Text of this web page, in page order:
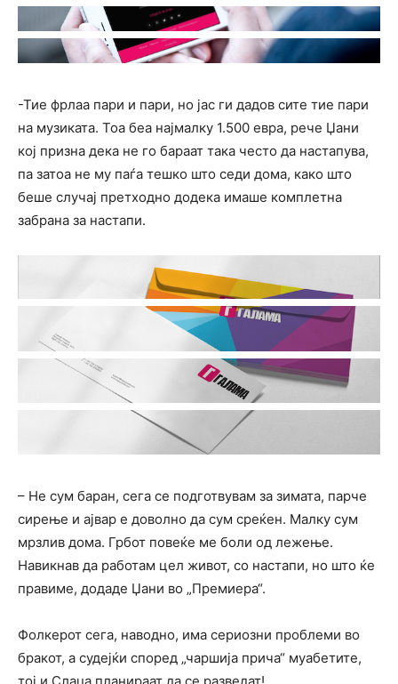
-Тие фрлаа пари и пари, но јас ги дадов сите тие пари
на музиката. Тоа беа најмалку 1.500 евра, рече Џани
кој призна дека не го бараат така често да настапува,
па затоа не му паѓа тешко што седи дома, како што
беше случај претходно додека имаше комплетна
забрана за настапи.
– Не сум баран, сега се подготвувам за зимата, парче
сирење и ајвар е доволно да сум среќен. Малку сум
мрзлив дома. Грбот повеќе ме боли од лежење.
Навикнав да работам цел живот, со настапи, но што ќе
правиме, додаде Џани во „Премиера“.
Фолкерот сега, наводно, има сериозни проблеми во
бракот, а судејќи според „чаршија прича“ муабетите,